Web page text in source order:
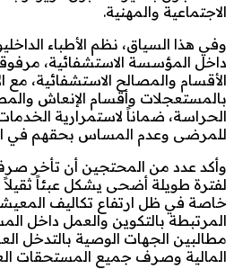
الاجتماعية والمهنية.
وفي هذا السياق، نظم الأطباء
داخل المؤسسة الاستشفائية،
الأقسام والمصالح الاستشفائية، مع
بالمستعجلات وأقسام الإنعاش
الحراسة، ضماناً لاستمرارية
للمرضى وعدم المساس بحقهم في
وأكد عدد من المحتجين أن تأخر
لفترة طويلة أضحى يشكل عبئاً ثقيلاً
خاصة في ظل ارتفاع تكاليف المعيشة
المرتبطة بالتكوين والعمل داخل
مطالبين الجهات الوصية بالتدخل
المالية وصرف جميع المستحقات